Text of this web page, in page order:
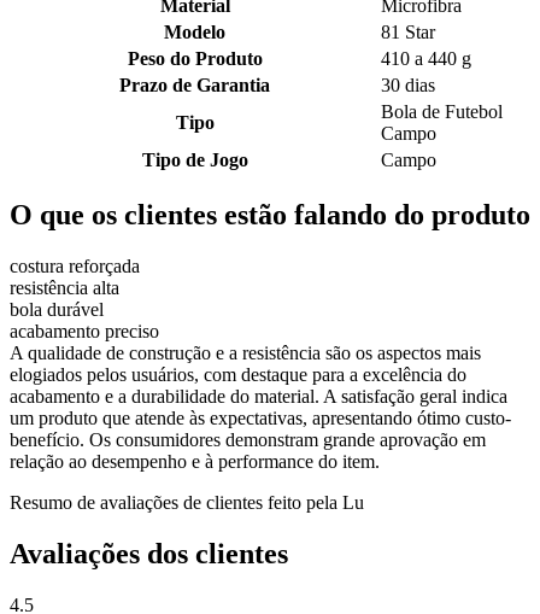
Material
Microfibra
Modelo
81 Star
Peso do Produto
410 a 440 g
Prazo de Garantia
30 dias
Tipo
Bola de Futebol
Campo
Tipo de Jogo
Campo
O que os clientes estão falando do produto
costura reforçada
resistência alta
bola durável
acabamento preciso
A qualidade de construção e a resistência são os aspectos mais
elogiados pelos usuários, com destaque para a excelência do
acabamento e a durabilidade do material. A satisfação geral indica
um produto que atende às expectativas, apresentando ótimo custo-
benefício. Os consumidores demonstram grande aprovação em
relação ao desempenho e à performance do item.
Resumo de avaliações de clientes feito pela Lu
Avaliações dos clientes
4.5